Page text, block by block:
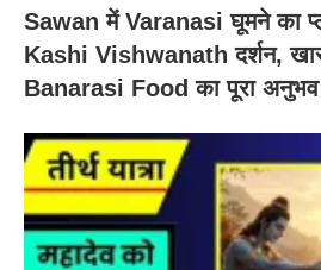
Sawan में Varanasi घूमने का
Kashi Vishwanath दर्शन,
Banarasi Food का पूरा अनुभव